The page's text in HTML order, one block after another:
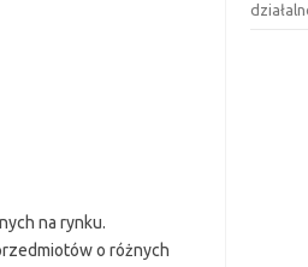
na rynku.
o różnych